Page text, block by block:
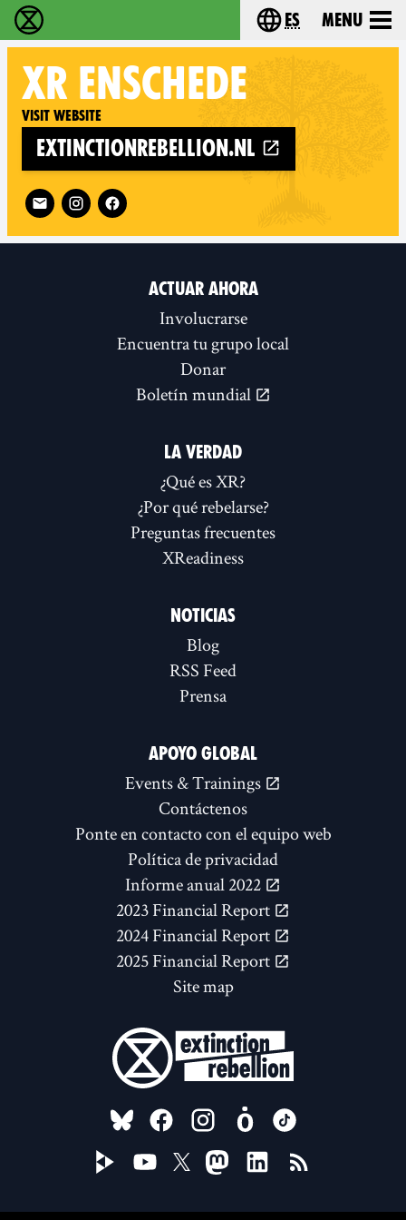
extinction rebellion - Home Choose your
es Menu
XR ENSCHEDE
Visit website
extinctionrebellion.nl
Follow XR Enschede on
ACTUAR AHORA
Involucrarse
Encuentra tu grupo local
Donar
Boletín mundial
LA VERDAD
¿Qué es XR?
¿Por qué rebelarse?
Preguntas frecuentes
XReadiness
NOTICIAS
Blog
RSS Feed
Prensa
APOYO GLOBAL
Events & Trainings
Contáctenos
Ponte en contacto con el equipo web
Política de privacidad
Informe anual 2022
2023 Financial Report
2024 Financial Report
2025 Financial Report
Site map
FOLLOW US ON